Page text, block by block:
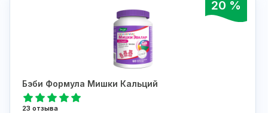
20 %
Бэби Формула Мишки Кальций
23 отзыва